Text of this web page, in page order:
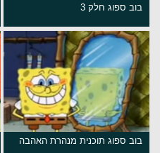
בוב ספוג חלק 3
בוב ספוג תוכנית מנהרת האהבה